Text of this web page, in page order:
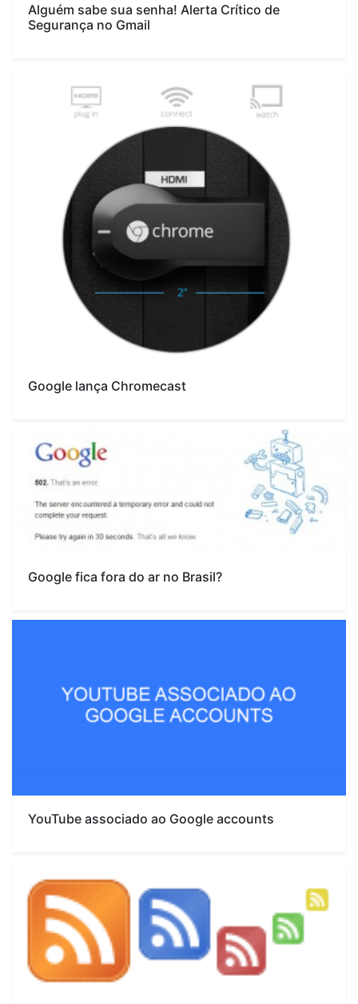
Alguém sabe sua senha! Alerta Crítico de
Segurança no Gmail
Google lança Chromecast
Google fica fora do ar no Brasil?
YouTube associado ao Google accounts